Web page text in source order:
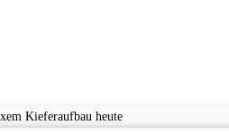
Kieferaufbau heute